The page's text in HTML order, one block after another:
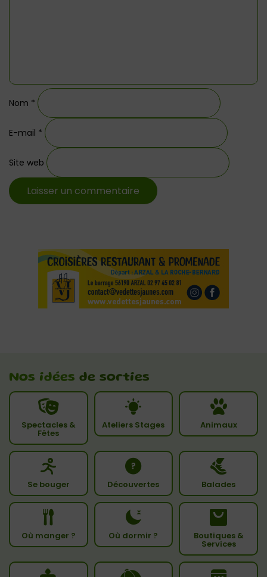
Nom *
E-mail *
Site web
Nos idées de sorties
Spectacles &
Fêtes
Ateliers Stages Animaux
Se bouger Découvertes Balades
Où manger ? Où dormir ? Boutiques &
Services